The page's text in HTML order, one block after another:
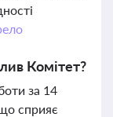
Комітет?
за 14
сприяє